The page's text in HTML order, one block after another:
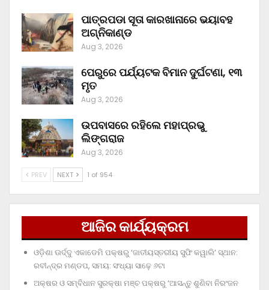
ପାତ୍ରପଡା ସୂତା କାରଖାନାରେ ଭୟାବହ
ଅଗ୍ନିକାଣ୍ଡ
Aug 3, 2026
ପେରୁରେ ପର୍ଯ୍ୟଟକ ବିମାନ ଦୁର୍ଘଟଣା, ୧୩
ମୃତ
Aug 3, 2026
ଉପବାସରେ ରହିଲେ ମହାପ୍ରଭୁ
ଲିଙ୍ଗରାଜ
Aug 3, 2026
PREV NEXT 1 of 954
ଆଜିର କାର୍ଯ୍ୟକ୍ରମ
ଓଡ଼ିଶା ଊର୍ଦ୍ଦୁ ଏକାଡେମି ପକ୍ଷରୁ ‘ଜାତୀୟସ୍ତରୀୟ ସୁଫି କୱାଲି’ ସ୍ଥାନ:
ରବୀନ୍ଦ୍ର ମଣ୍ଡପ, ସମୟ: ସଂଧ୍ୟା ସାଢ଼େ ୬ଟା
ଅକ୍ଷର ଓ ସମ୍ବିଧାନ ସୁରକ୍ଷା ମଞ୍ଚ ପକ୍ଷରୁ ‘ଆସନ୍ତୁ ଶୁଣିବା ନିରଂଜନ